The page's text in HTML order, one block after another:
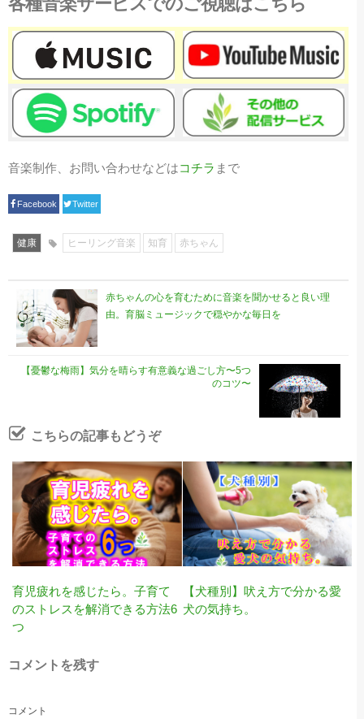
音楽制作、お問い合わせなどはコチラ まで
Facebook Twitter
健康 ヒーリング音楽 知育 赤ちゃん
赤ちゃんの心を育むために音楽を聞かせると良い理
由。育脳ミュージックで穏やかな毎日を
【憂鬱な梅雨】気分を晴らす有意義な過ごし方〜5つ
のコツ〜
こちらの記事もどうぞ
育児疲れを感じたら。子育て
のストレスを解消できる方法6
つ
【犬種別】吠え方で分かる愛
犬の気持ち。
コメントを残す
コメント